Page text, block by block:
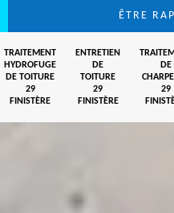
ÊTRE
TRAITEMENT
HYDROFUGE
DE TOITURE
29
FINISTÈRE
ENTRETIEN
DE
TOITURE
29
FINISTÈRE
DE
29